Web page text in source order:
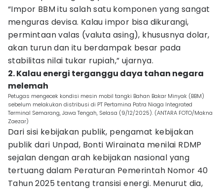
“Impor BBM itu salah satu komponen yang sangat
menguras devisa. Kalau impor bisa dikurangi,
permintaan valas (valuta asing), khususnya dolar,
akan turun dan itu berdampak besar pada
stabilitas nilai tukar rupiah,” ujarnya.
2. Kalau energi terganggu daya tahan negara
melemah
Petugas mengecek kondisi mesin mobil tangki Bahan Bakar Minyak (BBM)
sebelum melakukan distribusi di PT Pertamina Patra Niaga Integrated
Terminal Semarang, Jawa Tengah, Selasa (9/12/2025). (ANTARA FOTO/Makna
Zaezar)
Dari sisi kebijakan publik, pengamat kebijakan
publik dari Unpad, Bonti Wirainata menilai RDMP
sejalan dengan arah kebijakan nasional yang
tertuang dalam Peraturan Pemerintah Nomor 40
Tahun 2025 tentang transisi energi. Menurut dia,